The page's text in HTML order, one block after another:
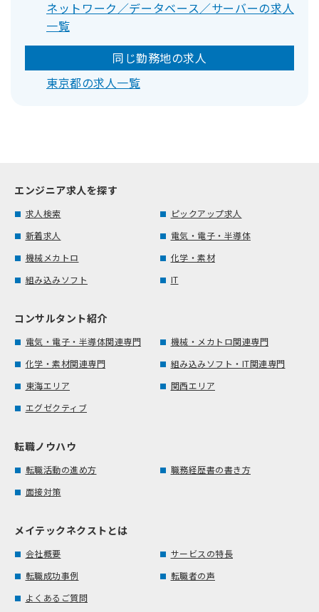
ネットワーク／データベース／サーバーの求人
一覧
同じ勤務地の求人
東京都の求人一覧
エンジニア求人を探す
求人検索
ピックアップ求人
新着求人
電気・電子・半導体
機械メカトロ
化学・素材
組み込みソフト
IT
コンサルタント紹介
電気・電子・半導体関連専門
機械・メカトロ関連専門
化学・素材関連専門
組み込みソフト・IT関連専門
東海エリア
関西エリア
エグゼクティブ
転職ノウハウ
転職活動の進め方
職務経歴書の書き方
面接対策
メイテックネクストとは
会社概要
サービスの特長
転職成功事例
転職者の声
よくあるご質問